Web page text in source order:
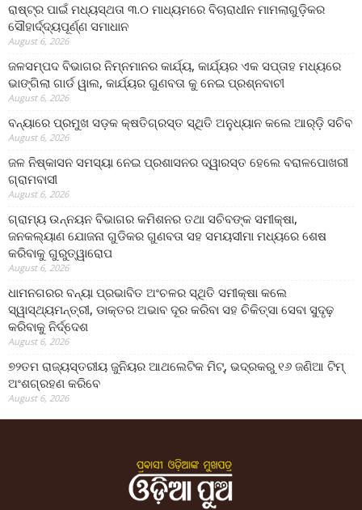
ରାଷ୍ଟ୍ର ପାଇଁ ମଧ୍ୟସ୍ଥତା ୩.୦ ମାଧ୍ୟମରେ ବିଚାରାଧୀନ ମାମଲାଗୁଡ଼ିକର
ସୌହାର୍ଦ୍ଦ୍ୟପୂର୍ଣ୍ଣ ସମାଧାନ
August 6, 2026
ଜଳସମ୍ପଦ ବିଭାଗର ନିମ୍ନମାନର କାର୍ଯ୍ୟ, କାର୍ଯ୍ୟର ଏକ ସପ୍ତାହ ମଧ୍ୟରେ
ଭାଙ୍ଗିଲା ଗାର୍ଡ ୱାଲ, କାର୍ଯ୍ୟର ଗୁଣବତା କୁ ନେଇ ପ୍ରଶ୍ନବାଚୀ
August 6, 2026
ବନ୍ୟାରେ ପ୍ରମୁଖ ସଡ଼କ କ୍ଷତିଗ୍ରସ୍ତ ସ୍ଥିତି ଅନୁଧ୍ୟାନ କଲେ ଆର୍‌ଡ଼ି ସଚିବ
August 6, 2026
ଜଳ ନିଷ୍କାସନ ସମସ୍ୟା ନେଇ ପ୍ରଶାସନର ଦ୍ୱାରସ୍ତ ହେଲେ ବରାଳପୋଖରୀ
ଗ୍ରାମବାସୀ
August 6, 2026
ଗ୍ରାମ୍ୟ ଉନ୍ନୟନ ବିଭାଗର କମିଶନର ତଥା ସଚିବଙ୍କ ସମୀକ୍ଷା,
ଜନକଲ୍ୟାଣ ଯୋଜନା ଗୁଡିକର ଗୁଣବତା ସହ ସମୟସୀମା ମଧ୍ୟରେ ଶେଷ
କରିବାକୁ ଗୁରୁତ୍ୱାରୋପ
August 6, 2026
ଧାମନଗରର ବନ୍ୟା ପ୍ରଭାବିତ ଅଂଚଳର ସ୍ଥିତି ସମୀକ୍ଷା କଲେ
ସ୍ୱାସ୍ଥ୍ୟମନ୍ତ୍ରୀ, ଡାକ୍ତର ଅଭାବ ଦୂର କରିବା ସହ ଚିକିତ୍ସା ସେବା ସୁଦୃଢ଼
କରିବାକୁ ନିର୍ଦ୍ଦେଶ
August 6, 2026
୭୨ତମ ରାଜ୍ୟସ୍ତରୀୟ ଜୁନିୟର ଆଥଲେଟିକ ମିଟ୍‌, ଭଦ୍ରକରୁ ୧୬ ଜଣିଆ ଟିମ୍
ଅଂଶଗ୍ରହଣ କରିବେ
August 6, 2026